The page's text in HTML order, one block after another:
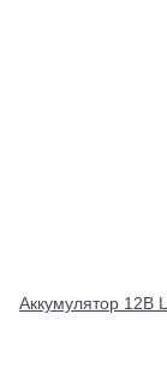
Аккумулятор 12В